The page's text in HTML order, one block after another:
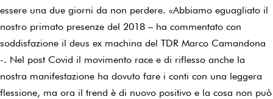
essere una due giorni da non perdere. «Abbiamo eguagliato il
nostro primato presenze del 2018 – ha commentato con
soddisfazione il deus ex machina del TDR Marco Camandona
-. Nel post Covid il movimento race e di riflesso anche la
nostra manifestazione ha dovuto fare i conti con una leggera
flessione, ma ora il trend è di nuovo positivo e la cosa non può